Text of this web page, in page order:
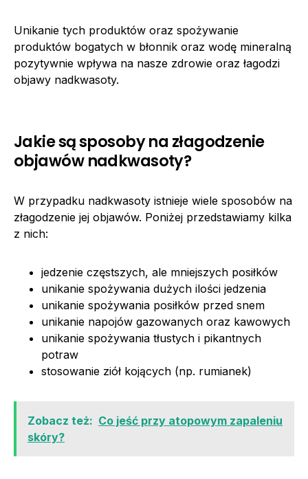
Unikanie tych produktów oraz spożywanie
produktów bogatych w błonnik oraz wodę mineralną
pozytywnie wpływa na nasze zdrowie oraz łagodzi
objawy nadkwasoty.
Jakie są sposoby na złagodzenie
objawów nadkwasoty?
W przypadku nadkwasoty istnieje wiele sposobów na
złagodzenie jej objawów. Poniżej przedstawiamy kilka
z nich:
jedzenie częstszych, ale mniejszych posiłków
unikanie spożywania dużych ilości jedzenia
unikanie spożywania posiłków przed snem
unikanie napojów gazowanych oraz kawowych
unikanie spożywania tłustych i pikantnych
potraw
stosowanie ziół kojących (np. rumianek)
Zobacz też: Co jeść przy atopowym zapaleniu
skóry?